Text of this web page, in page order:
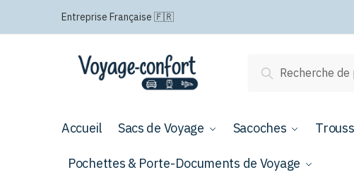
Entreprise Française 🇫🇷
pour :
Recherche
Accueil Sacs de Voyage Sacoches
Pochettes & Porte-Documents de Voyage